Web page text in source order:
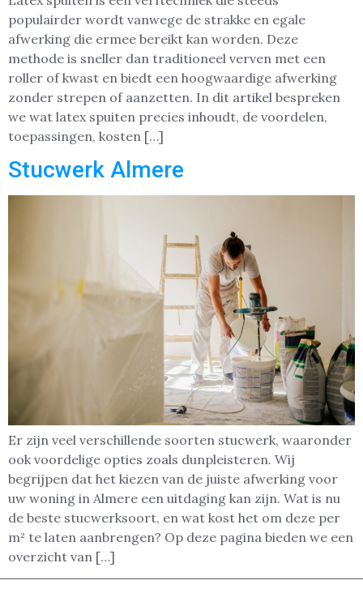
populairder wordt vanwege de strakke en egale
afwerking die ermee bereikt kan worden. Deze
methode is sneller dan traditioneel verven met een
roller of kwast en biedt een hoogwaardige afwerking
zonder strepen of aanzetten. In dit artikel bespreken
we wat latex spuiten precies inhoudt, de voordelen,
toepassingen, kosten […]
Stucwerk Almere
Er zijn veel verschillende soorten stucwerk, waaronder
ook voordelige opties zoals dunpleisteren. Wij
begrijpen dat het kiezen van de juiste afwerking voor
uw woning in Almere een uitdaging kan zijn. Wat is nu
de beste stucwerksoort, en wat kost het om deze per
m² te laten aanbrengen? Op deze pagina bieden we een
overzicht van […]